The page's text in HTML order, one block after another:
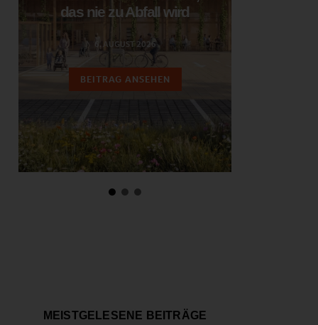
das nie zu Abfall wird
6. AUGUST 2026
BEITRAG ANSEHEN
MEISTGELESENE BEITRÄGE